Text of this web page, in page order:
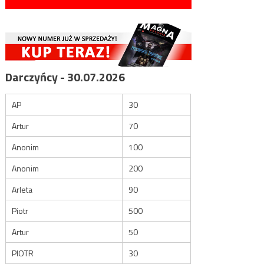
Darczyńcy - 30.07.2026
AP
30
Artur
70
Anonim
100
Anonim
200
Arleta
90
Piotr
500
Artur
50
PIOTR
30